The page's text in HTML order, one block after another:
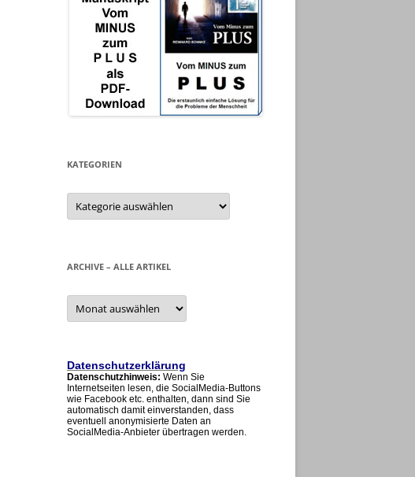
KATEGORIEN
Kategorien
ARCHIVE – ALLE ARTIKEL
Archive
alle
Datenschutzerklärung
Datenschutzhinweis: Wenn Sie
Internetseiten lesen, die SocialMedia-Buttons
wie Facebook etc. enthalten, dann sind Sie
automatisch damit einverstanden, dass
eventuell anonymisierte Daten an
SocialMedia-Anbieter übertragen werden.